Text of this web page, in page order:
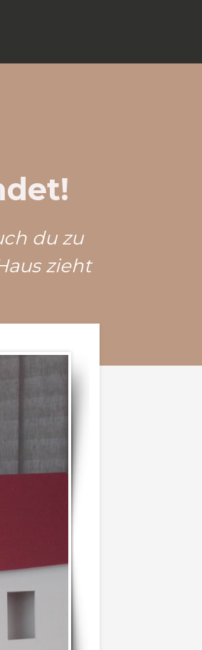
du zu
zieht